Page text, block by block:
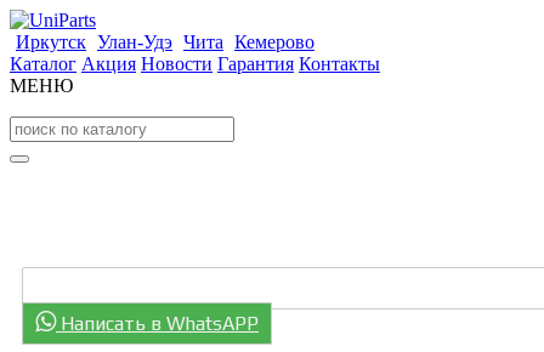
Иркутск Улан-Удэ Чита Кемерово
Каталог Акция Новости Гарантия Контакты
МЕНЮ
Написать в WhatsAPP